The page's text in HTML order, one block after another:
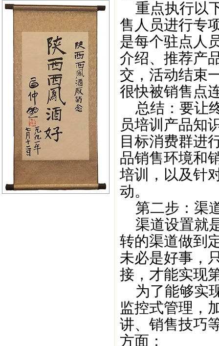
重点执行以
售人员进行专
是每个驻点人
介绍、推荐产
交，活动结束
很快被销售点
总结：要让
员培训产品知
目标消费群进
品销售环境和
培训，以及针
动。
第二步：渠
渠道设置就
转的渠道做到
未必是好事，
接，才能实现
为了能够实
监控式管理，
讲、销售技巧
方面：